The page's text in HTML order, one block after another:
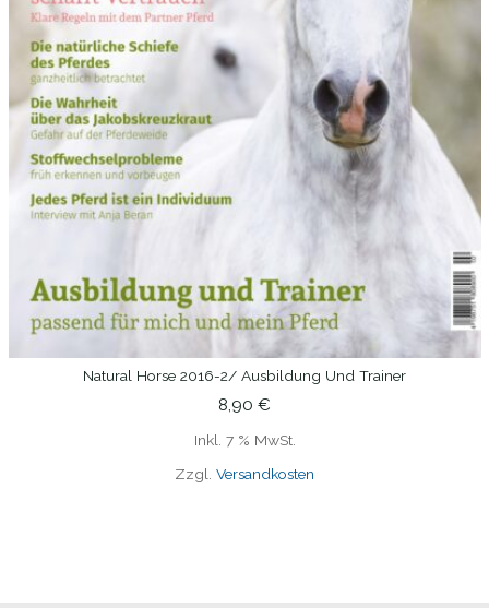
IN DEN WARENKORB
Natural Horse 2016-2/ Ausbildung Und Trainer
8,90 €
Inkl. 7 % MwSt.
Zzgl. Versandkosten